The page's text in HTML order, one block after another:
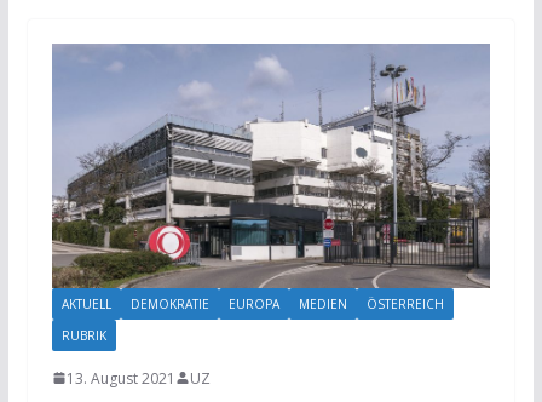
AKTUELL DEMOKRATIE EUROPA MEDIEN
ÖSTERREICH
RUBRIK
13. August 2021 UZ